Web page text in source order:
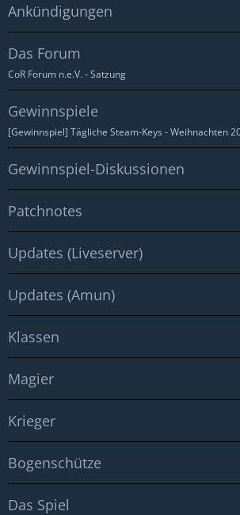
Ankündigungen
Das Forum
CoR Forum n.e.V. - Satzung
Gewinnspiele
[Gewinnspiel] Tägliche Steam-Keys - Weihnachten
Gewinnspiel-Diskussionen
Patchnotes
Updates (Liveserver)
Updates (Amun)
Klassen
Magier
Krieger
Bogenschütze
Das Spiel